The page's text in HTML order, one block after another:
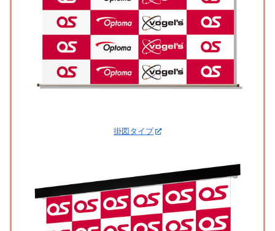
掛図タイプ